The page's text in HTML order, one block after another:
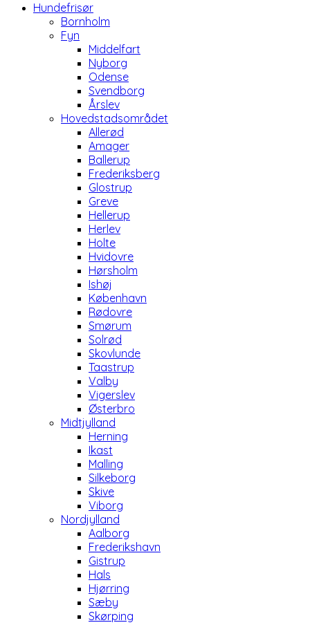
Hundefrisør
Bornholm
Fyn
Middelfart
Nyborg
Odense
Svendborg
Årslev
Hovedstadsområdet
Allerød
Amager
Ballerup
Frederiksberg
Glostrup
Greve
Hellerup
Herlev
Holte
Hvidovre
Hørsholm
Ishøj
København
Rødovre
Smørum
Solrød
Skovlunde
Taastrup
Valby
Vigerslev
Østerbro
Midtjylland
Herning
Ikast
Malling
Silkeborg
Skive
Viborg
Nordjylland
Aalborg
Frederikshavn
Gistrup
Hals
Hjørring
Sæby
Skørping